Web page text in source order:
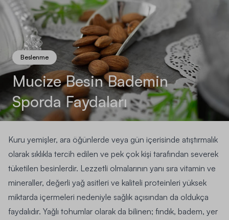
Beslenme
Mucize Besin Bademin
Sporda Faydaları
Kuru yemişler, ara öğünlerde veya gün içerisinde atıştırmalık
olarak sıklıkla tercih edilen ve pek çok kişi tarafından severek
tüketilen besinlerdir. Lezzetli olmalarının yanı sıra vitamin ve
mineraller, değerli yağ asitleri ve kaliteli proteinleri yüksek
miktarda içermeleri nedeniyle sağlık açısından da oldukça
faydalıdır. Yağlı tohumlar olarak da bilinen; fındık, badem, yer